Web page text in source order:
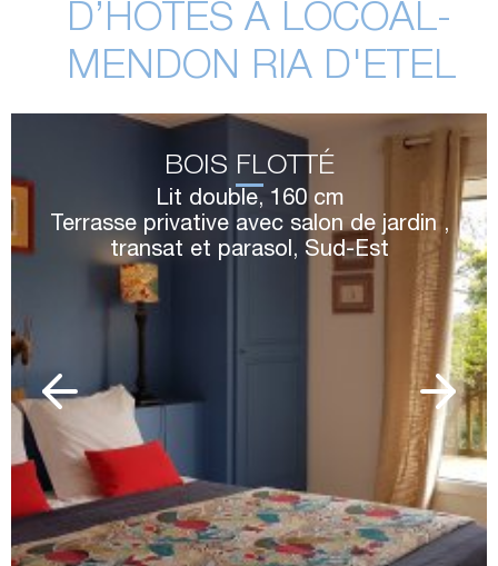
D’HÔTES A LOCOAL-
MENDON RIA D'ETEL
FLEUR D'ORIENT
Lit double, 160 cm
Vue jardin paysager,